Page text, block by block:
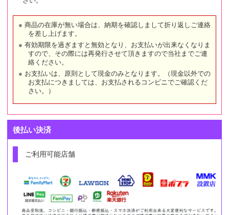
商品の在庫が無い場合は、納期を確認しまして折り返しご連絡
を差し上げます。
有効期限を過ぎますと無効となり、お支払いが出来なくなりま
すので、その際には再発行させて頂きますので当社までご連
絡ください。
お支払いは、原則として現金のみとなります。（現金以外での
お支払につきましては、お支払されるコンビニでご確認くだ
さい。）
後払い決済
ご利用可能店舗